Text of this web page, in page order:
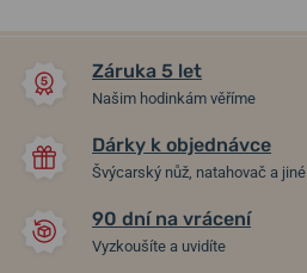
Záruka 5 let
Našim hodinkám věříme
Dárky k objednávce
Švýcarský nůž, natahovač a jiné
90 dní na vrácení
Vyzkoušíte a uvidíte